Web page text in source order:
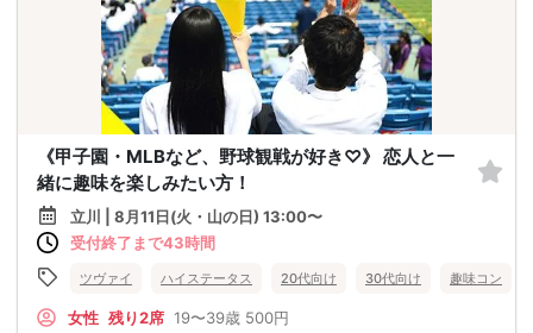
《甲子園・MLBなど、野球観戦が好き♡》 恋人と一
緒に趣味を楽しみたい方！
立川 | 8月11日(火・山の日) 13:00〜
受付終了まで43時間
ツヴァイ ハイステータス 20代向け 30代向け 趣味コン
女性 残り2席 19〜39歳 500円